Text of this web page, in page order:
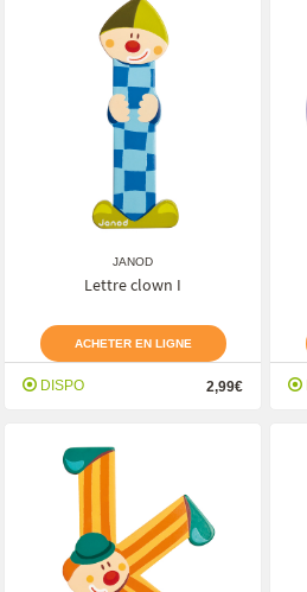
JANOD
Lettre clown I
ACHETER EN LIGNE
DISPO 2,99€